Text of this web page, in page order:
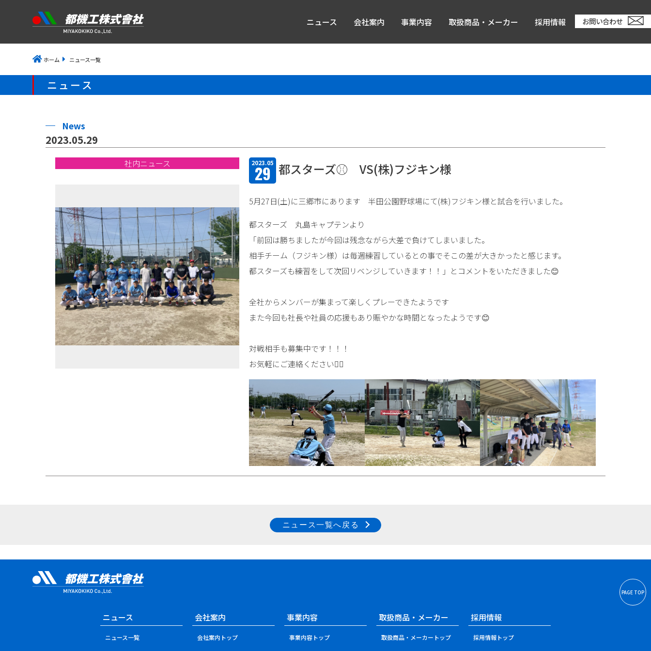
ニュース 会社案内 事業内容 取扱商品・メーカー 採用情報 お問い合わせ
ホーム ニュース一覧
ニュース
News
2023.05.29
社内ニュース 2023.05
29 都スターズ⚾ VS(株)フジキン様
5月27日(土)に三郷市にあります 半田公園野球場にて(株)フジキン様と試合を行いました。
都スターズ 丸島キャプテンより
「前回は勝ちましたが今回は残念ながら大差で負けてしまいました。
相手チーム（フジキン様）は毎週練習しているとの事でそこの差が大きかったと感じます。
都スターズも練習をして次回リベンジしていきます！！」とコメントをいただきました😊
全社からメンバーが集まって楽しくプレーできたようです
また今回も社長や社員の応援もあり賑やかな時間となったようです😊
対戦相手も募集中です！！！
お気軽にご連絡ください💁‍♀️
ニュース一覧へ戻る
PAGE TOP
ニュース
ニュース一覧
会社案内
会社案内トップ
事業内容
事業内容トップ
取扱商品・メーカー
取扱商品・メーカートップ
採用情報
採用情報トップ